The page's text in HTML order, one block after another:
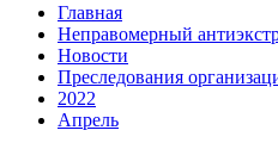
Главная
Неправомерный
Новости
Преследования
2022
Апрель